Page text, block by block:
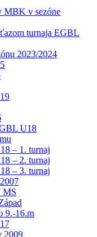
MBK v sezóne
turnaja EGBL
2023/2024
U18
– 1. turnaj
– 2. turnaj
– 3. turnaj
MS
9.-16.m
2009